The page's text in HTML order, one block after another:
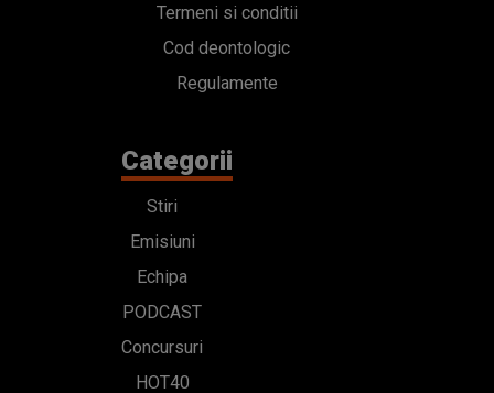
Termeni si conditii
Cod deontologic
Regulamente
Categorii
Stiri
Emisiuni
Echipa
PODCAST
Concursuri
HOT40